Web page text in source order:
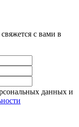
с вами в
данных и